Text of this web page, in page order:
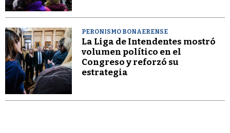
PERONISMO BONAERENSE
La Liga de Intendentes mostró
volumen político en el
Congreso y reforzó su
estrategia